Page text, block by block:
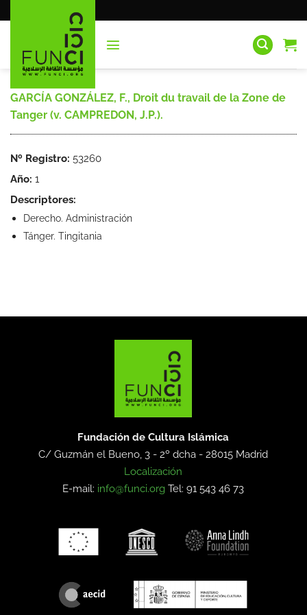
al
GARCÍA GONZÁLEZ, F., Droit du travail de la Zone de
Tanger (v. CAMPREDON, J.P.).
Nº Registro: 53260
Año: 1
Descriptores:
Derecho. Administración
Tánger. Tingitania
Fundación de Cultura Islámica
C/ Guzmán el Bueno, 3 - 2º dcha -28015 Madrid
Localización
E-mail: info@funci.org Tel: 91 543 46 73